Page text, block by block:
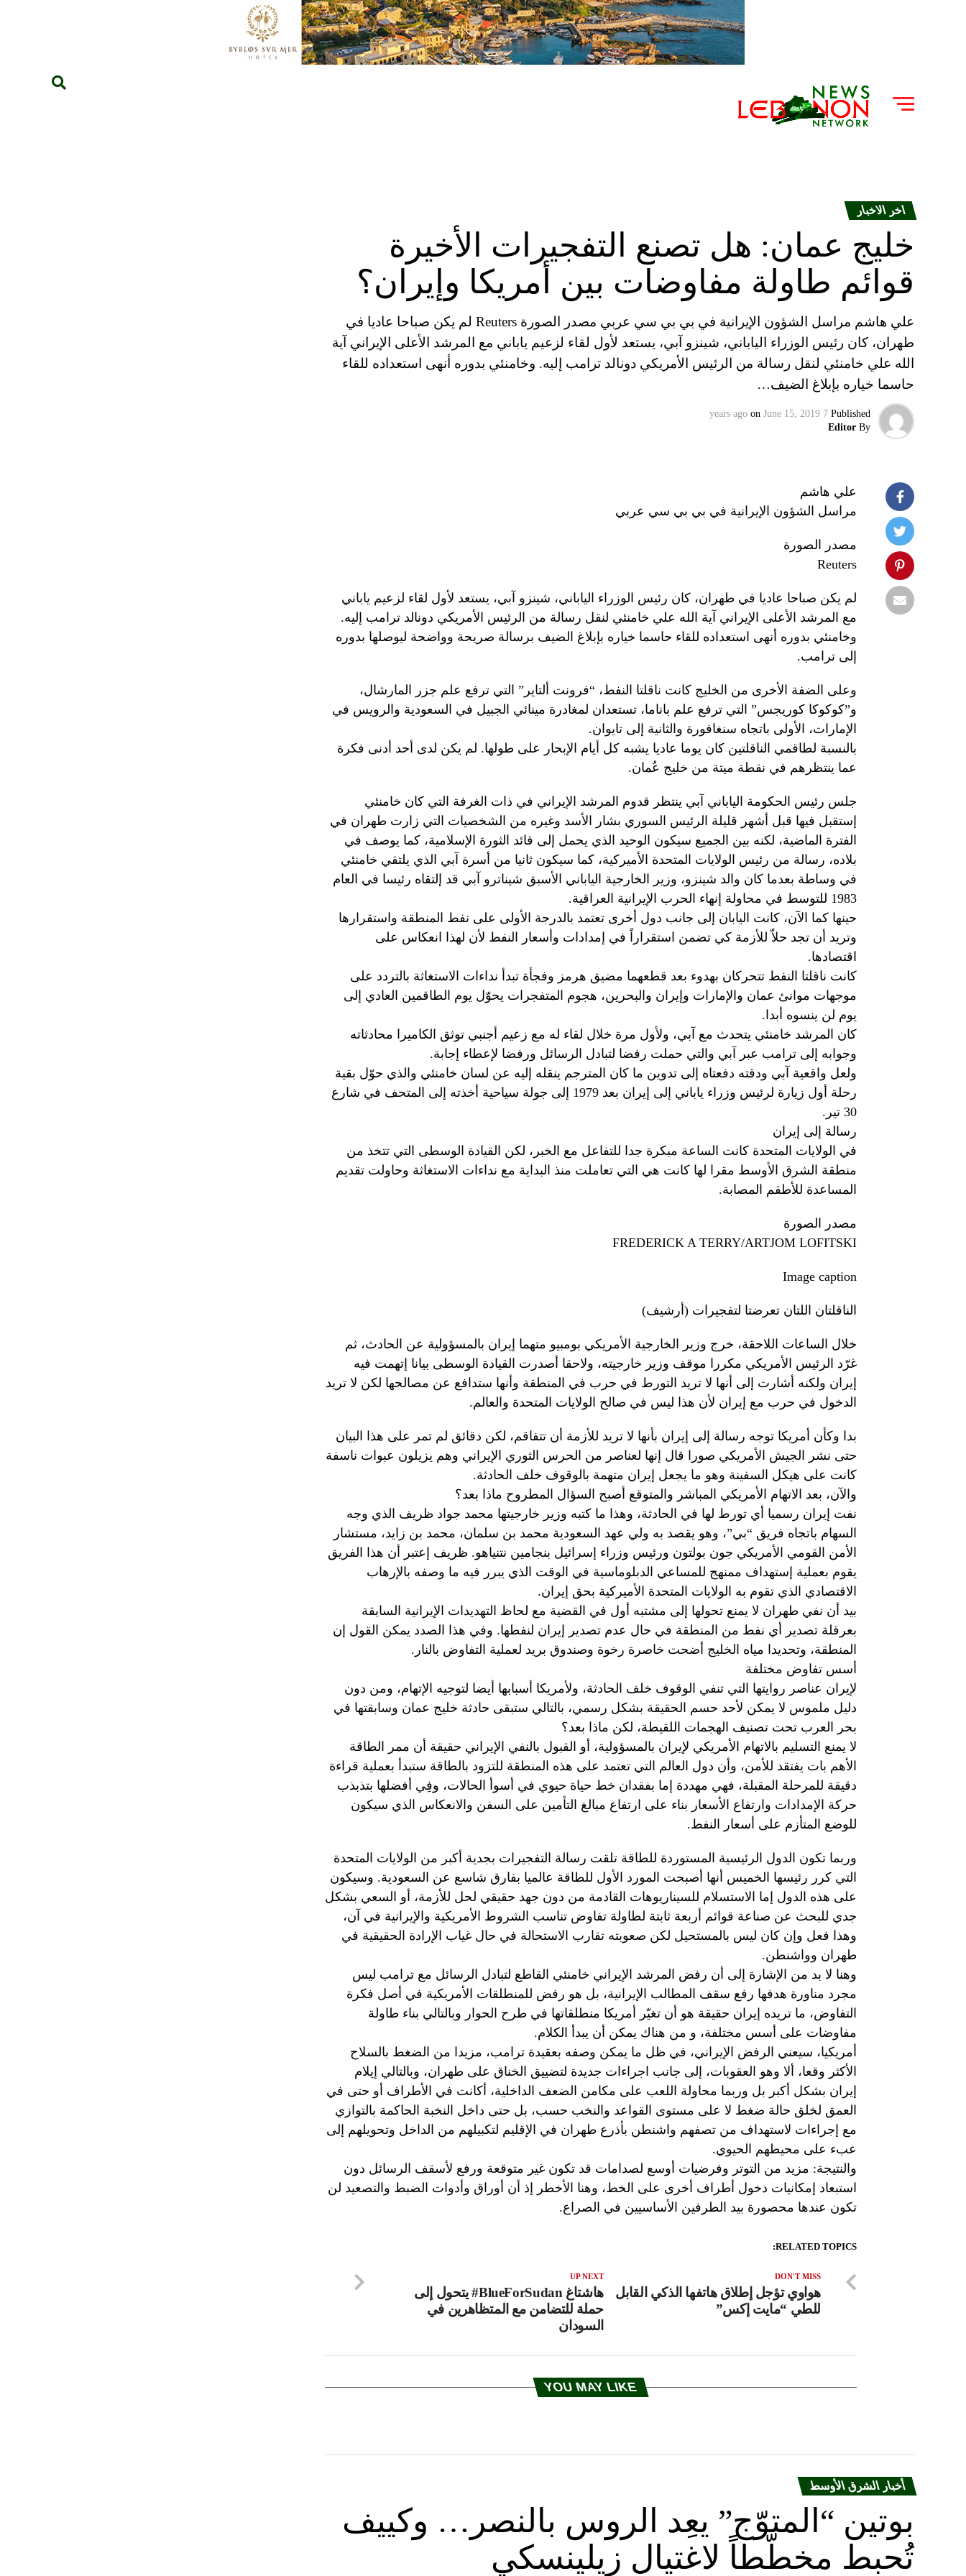
اخر الاخبار
خليج عمان: هل تصنع التفجيرات الأخيرة
قوائم طاولة مفاوضات بين أمريكا وإيران؟
علي هاشم مراسل الشؤون الإيرانية في بي بي سي عربي مصدر الصورة Reuters لم يكن صباحا عاديا في
طهران، كان رئيس الوزراء الياباني، شينزو آبي، يستعد لأول لقاء لزعيم ياباني مع المرشد الأعلى الإيراني آية
الله علي خامنئي لنقل رسالة من الرئيس الأمريكي دونالد ترامب إليه. وخامنئي بدوره أنهى استعداده للقاء
حاسما خياره بإبلاغ الضيف…
Published
7 years ago
on June 15, 2019
By
Editor
علي هاشم
مراسل الشؤون الإيرانية في بي بي سي عربي
مصدر الصورة
Reuters
لم يكن صباحا عاديا في طهران، كان رئيس الوزراء الياباني، شينزو آبي، يستعد لأول لقاء لزعيم ياباني
مع المرشد الأعلى الإيراني آية الله علي خامنئي لنقل رسالة من الرئيس الأمريكي دونالد ترامب إليه.
وخامنئي بدوره أنهى استعداده للقاء حاسما خياره بإبلاغ الضيف برسالة صريحة وواضحة ليوصلها بدوره
إلى ترامب.
وعلى الضفة الأخرى من الخليج كانت ناقلتا النفط، “فرونت ألتاير” التي ترفع علم جزر المارشال،
و”كوكوكا كوريجس” التي ترفع علم باناما، تستعدان لمغادرة مينائي الجبيل في السعودية والرويس في
الإمارات، الأولى باتجاه سنغافورة والثانية إلى تايوان.
بالنسبة لطاقمي الناقلتين كان يوما عاديا يشبه كل أيام الإبحار على طولها. لم يكن لدى أحد أدنى فكرة
عما ينتظرهم في نقطة ميتة من خليج عُمان.
جلس رئيس الحكومة الياباني آبي ينتظر قدوم المرشد الإيراني في ذات الغرفة التي كان خامنئي
إستقبل فيها قبل أشهر قليلة الرئيس السوري بشار الأسد وغيره من الشخصيات التي زارت طهران في
الفترة الماضية، لكنه بين الجميع سيكون الوحيد الذي يحمل إلى قائد الثورة الإسلامية، كما يوصف في
بلاده، رسالة من رئيس الولايات المتحدة الأميركية، كما سيكون ثانيا من أسرة آبي الذي يلتقي خامنئي
في وساطة بعدما كان والد شينزو، وزير الخارجية الياباني الأسبق شيناترو آبي قد إلتقاه رئيسا في العام
1983 للتوسط في محاولة إنهاء الحرب الإيرانية العراقية.
حينها كما الآن، كانت اليابان إلى جانب دول أخرى تعتمد بالدرجة الأولى على نفط المنطقة واستقرارها
وتريد أن تجد حلاّ للأزمة كي تضمن استقراراً في إمدادات وأسعار النفط لأن لهذا انعكاس على
اقتصادها.
كانت ناقلتا النفط تتحركان بهدوء بعد قطعهما مضيق هرمز وفجأة تبدأ نداءات الاستغاثة بالتردد على
موجهات موانئ عمان والإمارات وإيران والبحرين، هجوم المتفجرات يحوّل يوم الطاقمين العادي إلى
يوم لن ينسوه أبدا.
كان المرشد خامنئي يتحدث مع آبي، ولأول مرة خلال لقاء له مع زعيم أجنبي توثق الكاميرا محادثاته
وجوابه إلى ترامب عبر آبي والتي حملت رفضا لتبادل الرسائل ورفضا لإعطاء إجابة.
ولعل واقعية آبي ودقته دفعتاه إلى تدوين ما كان المترجم ينقله إليه عن لسان خامنئي والذي حوّل بقية
رحلة أول زيارة لرئيس وزراء ياباني إلى إيران بعد 1979 إلى جولة سياحية أخذته إلى المتحف في شارع
30 تير.
رسالة إلى إيران
في الولايات المتحدة كانت الساعة مبكرة جدا للتفاعل مع الخبر، لكن القيادة الوسطى التي تتخذ من
منطقة الشرق الأوسط مقرا لها كانت هي التي تعاملت منذ البداية مع نداءات الاستغاثة وحاولت تقديم
المساعدة للأطقم المصابة.
مصدر الصورة
FREDERICK A TERRY/ARTJOM LOFITSKI
Image caption
الناقلتان اللتان تعرضتا لتفجيرات (أرشيف)
خلال الساعات اللاحقة، خرج وزير الخارجية الأمريكي بومبيو متهما إيران بالمسؤولية عن الحادث، ثم
غرّد الرئيس الأمريكي مكررا موقف وزير خارجيته، ولاحقا أصدرت القيادة الوسطى بيانا إتهمت فيه
إيران ولكنه أشارت إلى أنها لا تريد التورط في حرب في المنطقة وأنها ستدافع عن مصالحها لكن لا تريد
الدخول في حرب مع إيران لأن هذا ليس في صالح الولايات المتحدة والعالم.
بدا وكأن أمريكا توجه رسالة إلى إيران بأنها لا تريد للأزمة أن تتفاقم، لكن دقائق لم تمر على هذا البيان
حتى نشر الجيش الأمريكي صورا قال إنها لعناصر من الحرس الثوري الإيراني وهم يزيلون عبوات ناسفة
كانت على هيكل السفينة وهو ما يجعل إيران متهمة بالوقوف خلف الحادثة.
والآن، بعد الاتهام الأمريكي المباشر والمتوقع أصبح السؤال المطروح ماذا بعد؟
نفت إيران رسميا أي تورط لها في الحادثة، وهذا ما كتبه وزير خارجيتها محمد جواد ظريف الذي وجه
السهام باتجاه فريق “بي”، وهو يقصد به ولي عهد السعودية محمد بن سلمان، محمد بن زايد، مستشار
الأمن القومي الأمريكي جون بولتون ورئيس وزراء إسرائيل بنجامين نتنياهو. ظريف إعتبر أن هذا الفريق
يقوم بعملية إستهداف ممنهج للمساعي الدبلوماسية في الوقت الذي يبرر فيه ما وصفه بالإرهاب
الاقتصادي الذي تقوم به الولايات المتحدة الأميركية بحق إيران.
بيد أن نفي طهران لا يمنع تحولها إلى مشتبه أول في القضية مع لحاظ التهديدات الإيرانية السابقة
بعرقلة تصدير أي نفط من المنطقة في حال عدم تصدير إيران لنفطها. وفي هذا الصدد يمكن القول إن
المنطقة، وتحديدا مياه الخليج أضحت خاصرة رخوة وصندوق بريد لعملية التفاوض بالنار.
أسس تفاوض مختلفة
لإيران عناصر روايتها التي تنفي الوقوف خلف الحادثة، ولأمريكا أسبابها أيضا لتوجيه الإتهام، ومن دون
دليل ملموس لا يمكن لأحد حسم الحقيقة بشكل رسمي، بالتالي ستبقى حادثة خليج عمان وسابقتها في
بحر العرب تحت تصنيف الهجمات اللقيطة، لكن ماذا بعد؟
لا يمنع التسليم بالاتهام الأمريكي لإيران بالمسؤولية، أو القبول بالنفي الإيراني حقيقة أن ممر الطاقة
الأهم بات يفتقد للأمن، وأن دول العالم التي تعتمد على هذه المنطقة للتزود بالطاقة ستبدأ بعملية قراءة
دقيقة للمرحلة المقبلة، فهي مهددة إما بفقدان خط حياة حيوي في أسوأ الحالات، وفِي أفضلها بتذبذب
حركة الإمدادات وارتفاع الأسعار بناء على ارتفاع مبالغ التأمين على السفن والانعكاس الذي سيكون
للوضع المتأزم على أسعار النفط.
وربما تكون الدول الرئيسية المستوردة للطاقة تلقت رسالة التفجيرات بجدية أكبر من الولايات المتحدة
التي كرر رئيسها الخميس أنها أصبحت المورد الأول للطاقة عالميا بفارق شاسع عن السعودية. وسيكون
على هذه الدول إما الاستسلام للسيناريوهات القادمة من دون جهد حقيقي لحل للأزمة، أو السعي بشكل
جدي للبحث عن صناعة قوائم أربعة ثابتة لطاولة تفاوض تناسب الشروط الأمريكية والإيرانية في آن،
وهذا فعل وإن كان ليس بالمستحيل لكن صعوبته تقارب الاستحالة في حال غياب الإرادة الحقيقية في
طهران وواشنطن.
وهنا لا بد من الإشارة إلى أن رفض المرشد الإيراني خامنئي القاطع لتبادل الرسائل مع ترامب ليس
مجرد مناورة هدفها رفع سقف المطالب الإيرانية، بل هو رفض للمنطلقات الأمريكية في أصل فكرة
التفاوض، ما تريده إيران حقيقة هو أن تغيّر أمريكا منطلقاتها في طرح الحوار وبالتالي بناء طاولة
مفاوضات على أسس مختلفة، و من هناك يمكن أن يبدأ الكلام.
أمريكيا، سيعني الرفض الإيراني، في ظل ما يمكن وصفه بعقيدة ترامب، مزيدا من الضغط بالسلاح
الأكثر وقعا، ألا وهو العقوبات، إلى جانب اجراءات جديدة لتضييق الخناق على طهران، وبالتالي إيلام
إيران بشكل أكبر بل وربما محاولة اللعب على مكامن الضعف الداخلية، أكانت في الأطراف أو حتى في
العمق لخلق حالة ضغط لا على مستوى القواعد والنخب حسب، بل حتى داخل النخبة الحاكمة بالتوازي
مع إجراءات لاستهداف من تصفهم واشنطن بأذرع طهران في الإقليم لتكبيلهم من الداخل وتحويلهم إلى
عبء على محيطهم الحيوي.
والنتيجة: مزيد من التوتر وفرضيات أوسع لصدامات قد تكون غير متوقعة ورفع لأسقف الرسائل دون
استبعاد إمكانيات دخول أطراف أخرى على الخط، وهنا الأخطر إذ أن أوراق وأدوات الضبط والتصعيد لن
تكون عندها محصورة بيد الطرفين الأساسيين في الصراع.
RELATED TOPICS:
UP NEXT
هاشتاغ BlueForSudan# يتحول إلى
حملة للتضامن مع المتظاهرين في
السودان
DON'T MISS
هواوي تؤجل إطلاق هاتفها الذكي القابل
للطي “مايت إكس”
YOU MAY LIKE
أخبار الشرق الأوسط
بوتين “المتوّج” يعِد الروس بالنصر… وكييف
تُحبط مخطّطاً لاغتيال زيلينسكي